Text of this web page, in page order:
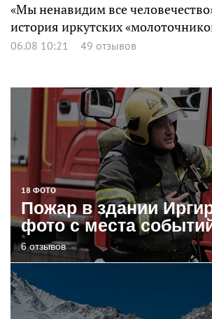
«Мы ненавидим все
история иркутских
06.08 10:21 49 отзывов
18 ФОТО
Пожар в здании
фото с места
6 отзывов